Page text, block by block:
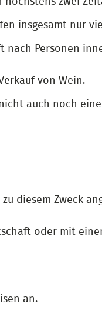
insgesamt nur
Personen
von Wein.
auch noch
diesem Zweck
oder mit
an.